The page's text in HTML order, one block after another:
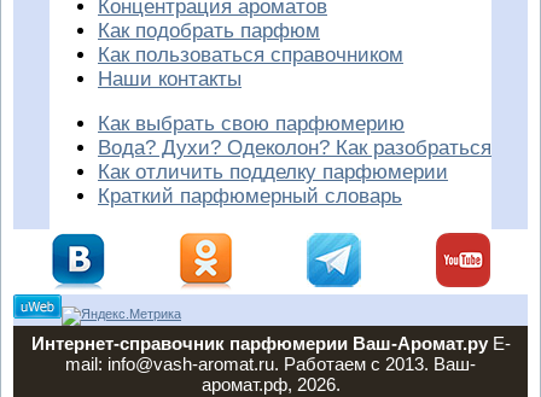
Концентрация ароматов
Как подобрать парфюм
Как пользоваться справочником
Наши контакты
Как выбрать свою парфюмерию
Вода? Духи? Одеколон? Как разобраться
Как отличить подделку парфюмерии
Краткий парфюмерный словарь
Интернет-справочник парфюмерии Ваш-Аромат.руE-
mail: info@vash-aromat.ru. Работаем с 2013. Ваш-
аромат.рф, 2026.